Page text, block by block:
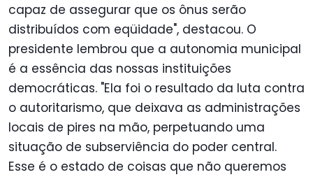
capaz de assegurar que os ônus serão
distribuídos com eqüidade", destacou. O
presidente lembrou que a autonomia municipal
é a essência das nossas instituições
democráticas. "Ela foi o resultado da luta contra
o autoritarismo, que deixava as administrações
locais de pires na mão, perpetuando uma
situação de subserviência do poder central.
Esse é o estado de coisas que não queremos